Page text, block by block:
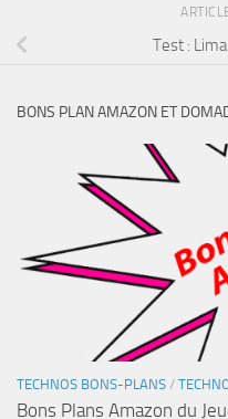
Test :
BONS PLAN AMAZON ET
TECHNOS BONS-PLANS /
Bons Plans Amazon du